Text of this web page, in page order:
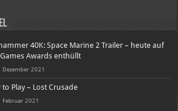
40K: Space Marine 2 Trailer – heute auf
Awards enthüllt
Dezember 2021
to Play – Lost Crusade
Februar 2021